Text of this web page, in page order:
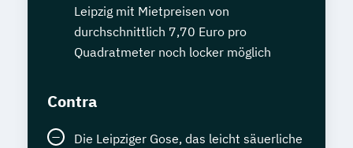
Leipzig mit Mietpreisen von
durchschnittlich 7,70 Euro pro
Quadratmeter noch locker möglich
Contra
Die Leipziger Gose, das leicht säuerliche